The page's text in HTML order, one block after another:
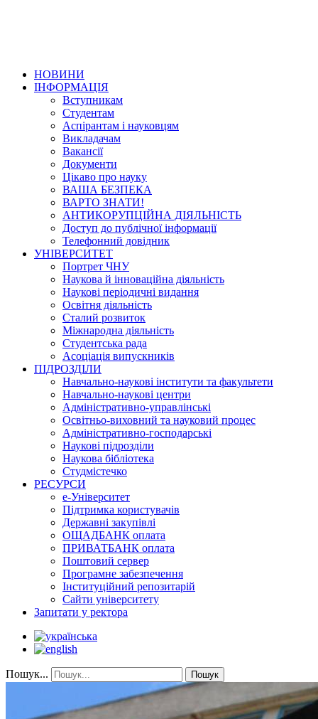
НОВИНИ
ІНФОРМАЦІЯ
Вступникам
Студентам
Аспірантам і науковцям
Викладачам
Вакансії
Документи
Цікаво про науку
ВАША БЕЗПЕКА
ВАРТО ЗНАТИ!
АНТИКОРУПЦІЙНА ДІЯЛЬНІСТЬ
Доступ до публічної інформації
Телефонний довідник
УНІВЕРСИТЕТ
Портрет ЧНУ
Наукова й інноваційна діяльність
Наукові періодичні видання
Освітня діяльність
Сталий розвиток
Міжнародна діяльність
Студентська рада
Асоціація випускників
ПІДРОЗДІЛИ
Навчально-наукові інститути та факультети
Навчально-наукові центри
Адміністративно-управлінські
Освітньо-виховний та науковий процес
Адміністративно-господарські
Наукові підрозділи
Наукова бібліотека
Студмістечко
РЕСУРСИ
е-Університет
Підтримка користувачів
Державні закупівлі
ОЩАДБАНК оплата
ПРИВАТБАНК оплата
Поштовий сервер
Програмне забезпечення
Інституційний репозитарій
Сайти університету
Запитати у ректора
Пошук... Пошук